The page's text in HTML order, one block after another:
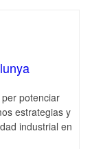
potenciar
estrategias y
industrial en